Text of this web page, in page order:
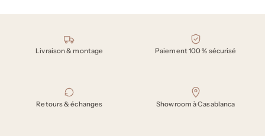
Nos engagements
Livraison & montage Paiement 100 % sécurisé
Retours & échanges Showroom à Casablanca